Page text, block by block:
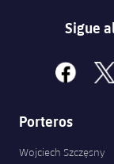
Sigue
facebook
x
Porteros
Wojciech Szczęsny